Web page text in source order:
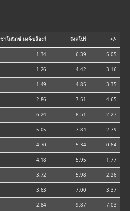
ชาโมนิกซ์ มงต์-บล็องก์ สิงคโปร์ +/-
1.34 6.39 5.05
1.26 4.42 3.16
1.49 4.85 3.35
2.86 7.51 4.65
6.24 8.51 2.27
5.05 7.84 2.79
4.70 5.34 0.64
4.18 5.95 1.77
3.72 5.98 2.26
3.63 7.00 3.37
2.84 9.87 7.03